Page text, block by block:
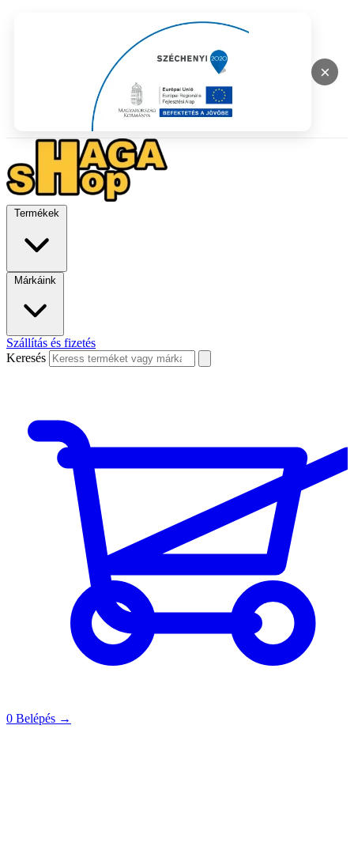
×
Termékek
Márkáink
Szállítás és fizetés
Keresés
0 Belépés →